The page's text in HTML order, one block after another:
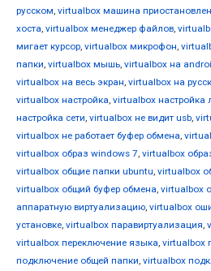
русском, virtualbox машина
хоста, virtualbox менеджер файлов,
мигает курсор, virtualbox микрофон,
папки, virtualbox мышь, virtualbox на
virtualbox на весь экран, virtualbox на
virtualbox настройка, virtualbox настройка
настройка сети, virtualbox не видит usb,
virtualbox не работает буфер обмена,
virtualbox образ windows 7, virtualbox
virtualbox общие папки ubuntu, virtualbox
virtualbox общий буфер обмена, virtualbox
аппаратную виртуализацию, virtualbox
установке, virtualbox паравиртуализация,
virtualbox переключение языка, virtualbox
подключение общей папки, virtualbox